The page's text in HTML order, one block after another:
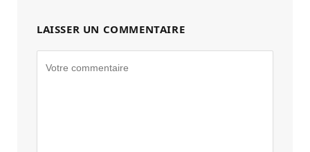
LAISSER UN COMMENTAIRE